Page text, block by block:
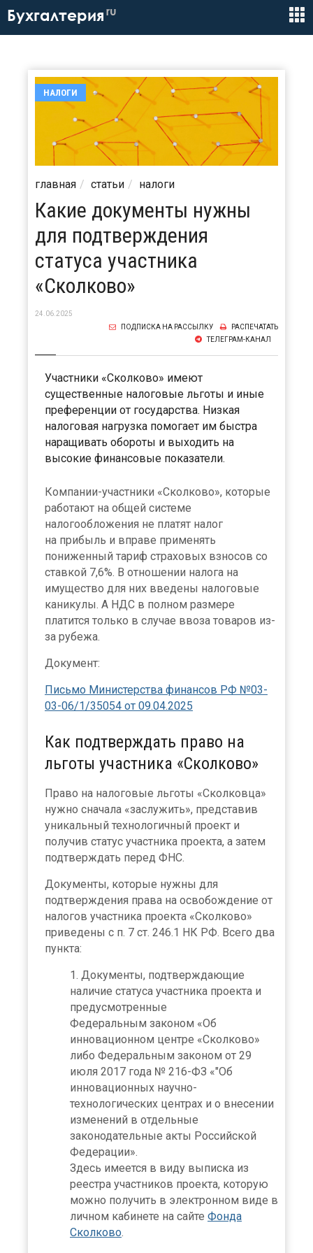
Бухгалтерия ru
НАЛОГИ
главная статьи налоги
Какие документы нужны
для подтверждения
статуса участника
«Сколково»
24.06.2025
РАСПЕЧАТАТЬ
ПОДПИСКА НА РАССЫЛКУ
ТЕЛЕГРАМ-КАНАЛ
Участники «Сколково» имеют
существенные налоговые льготы и иные
преференции от государства. Низкая
налоговая нагрузка помогает им быстра
наращивать обороты и выходить на
высокие финансовые показатели.
Компании-участники «Сколково», которые
работают на общей системе
налогообложения не платят налог
на прибыль и вправе применять
пониженный тариф страховых взносов со
ставкой 7,6%. В отношении налога на
имущество для них введены налоговые
каникулы. А НДС в полном размере
платится только в случае ввоза товаров из-
за рубежа.
Документ:
Письмо Министерства финансов РФ №03-
03-06/1/35054 от 09.04.2025
Как подтверждать право на
льготы участника «Сколково»
Право на налоговые льготы «Сколковца»
нужно сначала «заслужить», представив
уникальный технологичный проект и
получив статус участника проекта, а затем
подтверждать перед ФНС.
Документы, которые нужны для
подтверждения права на освобождение от
налогов участника проекта «Сколково»
приведены с п. 7 ст. 246.1 НК РФ. Всего два
пункта:
Документы, подтверждающие
наличие статуса участника проекта и
предусмотренные
Федеральным законом «Об
инновационном центре «Сколково»
либо Федеральным законом от 29
июля 2017 года № 216-ФЗ «"Об
инновационных научно-
технологических центрах и о внесении
изменений в отдельные
законодательные акты Российской
Федерации».
Здесь имеется в виду выписка из
реестра участников проекта, которую
можно получить в электронном виде в
личном кабинете на сайте Фонда
Сколково